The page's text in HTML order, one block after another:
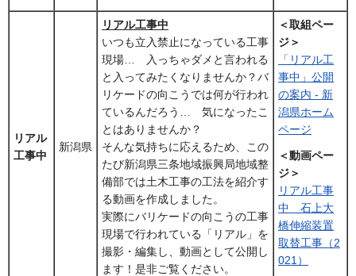
リアル
工事中
新潟県
リアル工事中
いつも立入禁止になっている工事
現場… 入っちゃダメと言われる
と入ってみたくなりませんか？バ
リケードの向こうでは何が行われ
ているんだろう… 気になったこ
とはありませんか？
そんな気持ちに応えるため、この
たび新潟県三条地域振興局地域整
備部では土木工事の工法を紹介す
る動画を作成しました。
実際にバリケードの向こうの工事
現場で行われている「リアル」を
撮影・編集し、動画として公開し
ます！是非ご覧ください。
＜取組ペー
ジ＞
「リアル工
事中」公開
の案内 - 新
潟県ホーム
ページ
＜動画ペー
ジ＞
リアル工事
中 石上大
橋伸縮装置
取替工事（2
021）